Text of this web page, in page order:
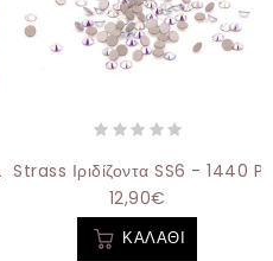
Strass Ιριδίζοντα SS6 - 1440
12,90€
ΚΑΛΆΘΙ